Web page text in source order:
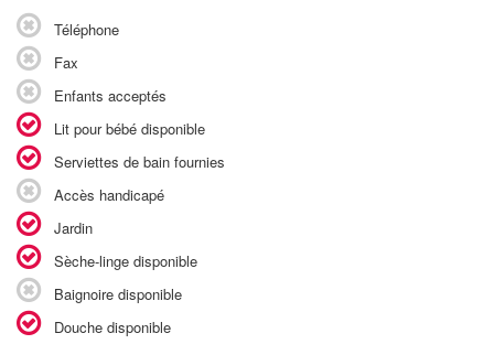
Téléphone
Fax
Enfants acceptés
Lit pour bébé disponible
Serviettes de bain fournies
Accès handicapé
Jardin
Sèche-linge disponible
Baignoire disponible
Douche disponible